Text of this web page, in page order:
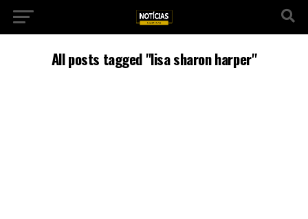
All posts tagged "lisa sharon harper"